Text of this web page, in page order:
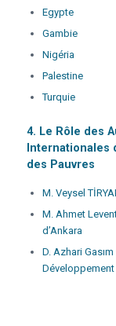
Egypte
Gambie
Nigéria
Palestine
Turquie
4. Le Rôle des
Internationales
des Pauvres
M. Veysel
M. Ahmet
d’Ankara
D. Azhari
Développement